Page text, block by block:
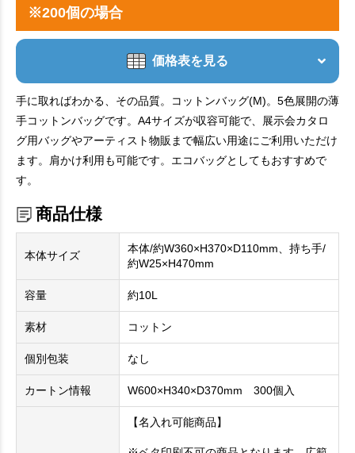
※200個の場合
価格表を見る
手に取ればわかる、その品質。コットンバッグ(M)。5色展開の薄
手コットンバッグです。A4サイズが収容可能で、展示会カタロ
グ用バッグやアーティスト物販まで幅広い用途にご利用いただけ
ます。肩かけ利用も可能です。エコバッグとしてもおすすめで
す。
商品仕様
本体サイズ
本体/約W360×H370×D110mm、持ち手/
約W25×H470mm
容量 約10L
素材 コットン
個別包装 なし
カートン情報 W600×H340×D370mm 300個入
【名入れ可能商品】